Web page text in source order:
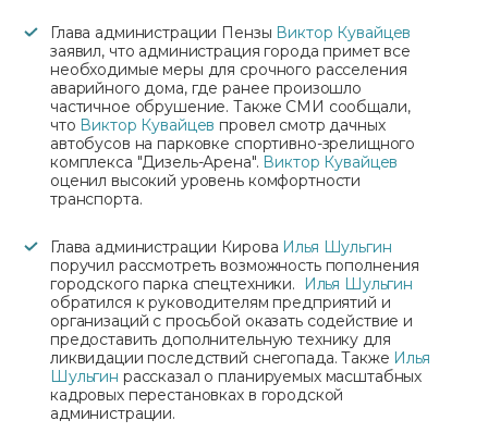
Глава администрации Пензы Виктор Кувайцев
заявил, что администрация города примет все
необходимые меры для срочного расселения
аварийного дома, где ранее произошло
частичное обрушение. Также СМИ сообщали,
что Виктор Кувайцев провел смотр дачных
автобусов на парковке спортивно-зрелищного
комплекса "Дизель-Арена". Виктор Кувайцев
оценил высокий уровень комфортности
транспорта.
Глава администрации Кирова Илья Шульгин
поручил рассмотреть возможность пополнения
городского парка спецтехники.
Илья Шульгин
обратился к руководителям предприятий и
организаций с просьбой оказать содействие и
предоставить дополнительную технику для
ликвидации последствий снегопада. Также Илья
Шульгин рассказал о планируемых масштабных
кадровых перестановках в городской
администрации.